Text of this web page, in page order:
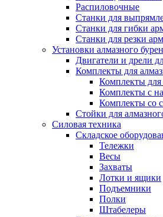
Распиловочные
Станки для
Станки для гибки
Станки для резки
Установки алмазного
Двигатели и дрели
Комплекты для
Комплекты
Комплекты с
Комплекты со
Стойки для
Силовая техника
Складское
Тележки
Весы
Захваты
Лотки и ящики
Подъемники
Полки
Штабелеры